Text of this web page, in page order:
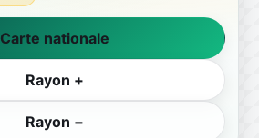
Carte nationale
Rayon +
Rayon −